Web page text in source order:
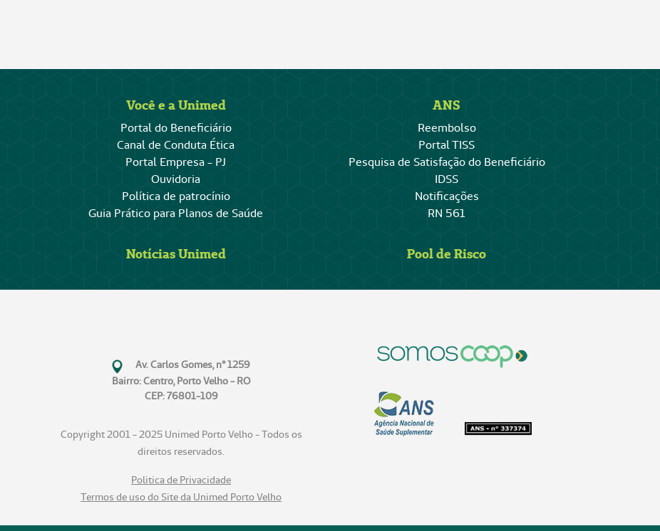
Você e a Unimed
Portal do Beneficiário
Canal de Conduta Ética
Portal Empresa - PJ
Ouvidoria
Política de patrocínio
Guia Prático para Planos de Saúde
ANS
Reembolso
Portal TISS
Pesquisa de Satisfação do Beneficiário
IDSS
Notificações
RN 561
Notícias Unimed Pool de Risco
Av. Carlos Gomes, n° 1259
Bairro: Centro, Porto Velho - RO
CEP: 76801-109
Copyright 2001 - 2025 Unimed Porto Velho - Todos os
direitos reservados.
Politica de Privacidade
Termos de uso do Site da Unimed Porto Velho